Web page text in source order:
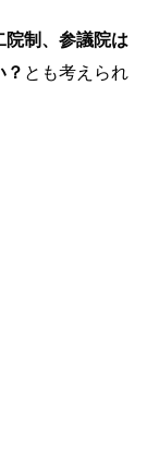
院制、参議院は
？ とも考えられ